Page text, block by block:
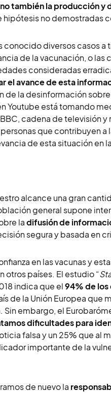
también la producción y
hipótesis no demostradas
conocido diversos casos a
de la vacunación, o las
consideradas
el avance de esta
la desinformación sobre
Youtube está tomando
cadena de televisión y
que contribuyen
de esta situación en
alcance una gran
general supone
ladifusión de
segura y basada en
en las vacunas y
otros países. El estudio “
indica que el94% de los
de la Unión Europea que
Sin embargo, el
dificultades para
falsa y un 25% que al
importante de la
de nuevo la